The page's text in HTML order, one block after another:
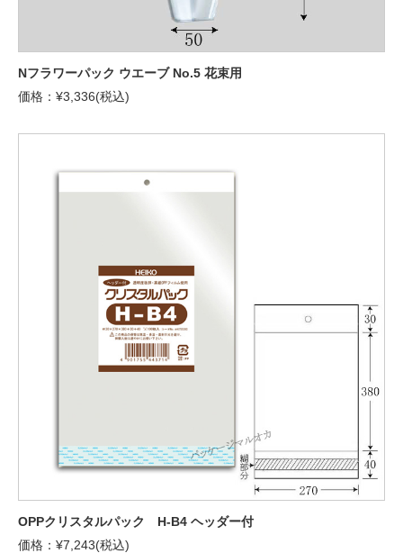
Nフラワーパック ウエーブ No.5 花束用
価格：¥3,336(税込)
OPPクリスタルパック H-B4 ヘッダー付
価格：¥7,243(税込)